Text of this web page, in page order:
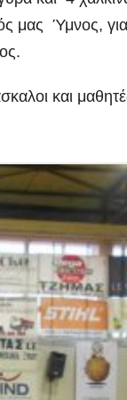
μας Ύμνος,
και